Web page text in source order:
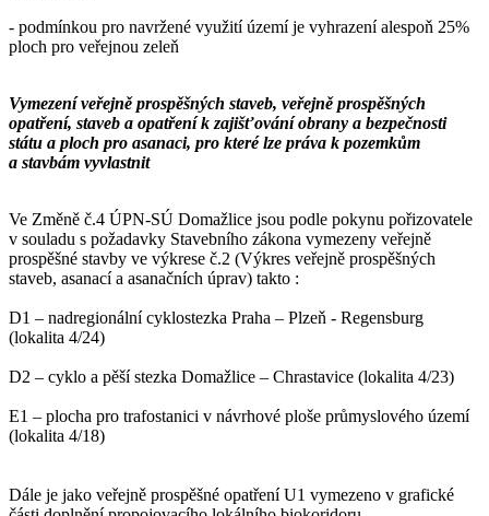
- podmínkou pro navržené využití území je vyhrazení alespoň 25%
ploch pro veřejnou zeleň
Vymezení veřejně prospěšných staveb, veřejně prospěšných
opatření, staveb a opatření k zajišťování obrany a bezpečnosti
státu a ploch pro asanaci, pro které lze práva k pozemkům
a stavbám vyvlastnit
Ve Změně č.4 ÚPN-SÚ Domažlice jsou podle pokynu pořizovatele
v souladu s požadavky Stavebního zákona vymezeny veřejně
prospěšné stavby ve výkrese č.2 (Výkres veřejně prospěšných
staveb, asanací a asanačních úprav) takto :
D1 – nadregionální cyklostezka Praha – Plzeň - Regensburg
(lokalita 4/24)
D2 – cyklo a pěší stezka Domažlice – Chrastavice (lokalita 4/23)
E1 – plocha pro trafostanici v návrhové ploše průmyslového území
(lokalita 4/18)
Dále je jako veřejně prospěšné opatření U1 vymezeno v grafické